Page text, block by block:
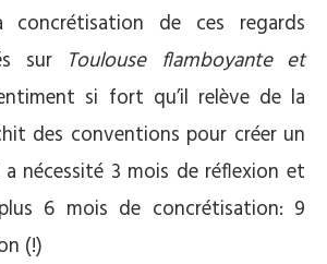
de ces regards
sur Toulouse flamboyante et
si fort qu’il relève de la
des conventions pour créer un
nécessité 3 mois de réflexion et
6 mois de concrétisation: 9
(!)